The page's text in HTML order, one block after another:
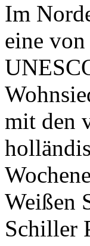
Im
eine
mit den
Weißen
Schiller